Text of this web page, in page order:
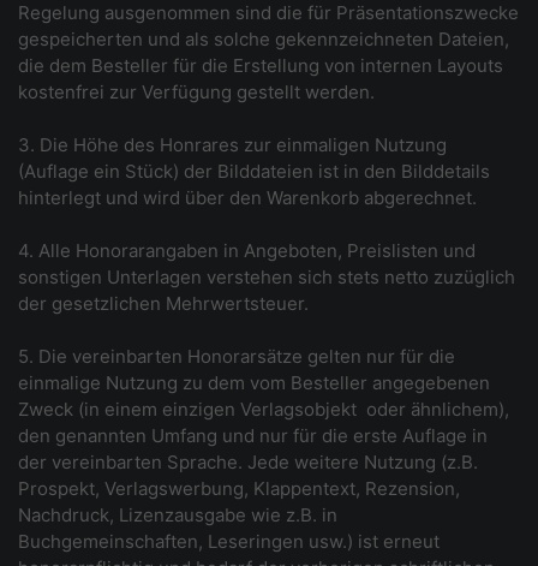
Regelung ausgenommen sind die für Präsentationszwecke
gespeicherten und als solche gekennzeichneten Dateien,
die dem Besteller für die Erstellung von internen Layouts
kostenfrei zur Verfügung gestellt werden.
3. Die Höhe des Honrares zur einmaligen Nutzung
(Auflage ein Stück) der Bilddateien ist in den Bilddetails
hinterlegt und wird über den Warenkorb abgerechnet.
4. Alle Honorarangaben in Angeboten, Preislisten und
sonstigen Unterlagen verstehen sich stets netto zuzüglich
der gesetzlichen Mehrwertsteuer.
5. Die vereinbarten Honorarsätze gelten nur für die
einmalige Nutzung zu dem vom Besteller angegebenen
Zweck (in einem einzigen Verlagsobjekt ­ oder ähnlichem),
den genannten Umfang und nur für die erste Auflage in
der vereinbarten Sprache. Jede weitere Nutzung (z.B.
Prospekt, Verlagswerbung, Klappentext, Rezension,
Nachdruck, Lizenzausgabe wie z.B. in
Buchgemeinschaften, Leseringen usw.) ist erneut